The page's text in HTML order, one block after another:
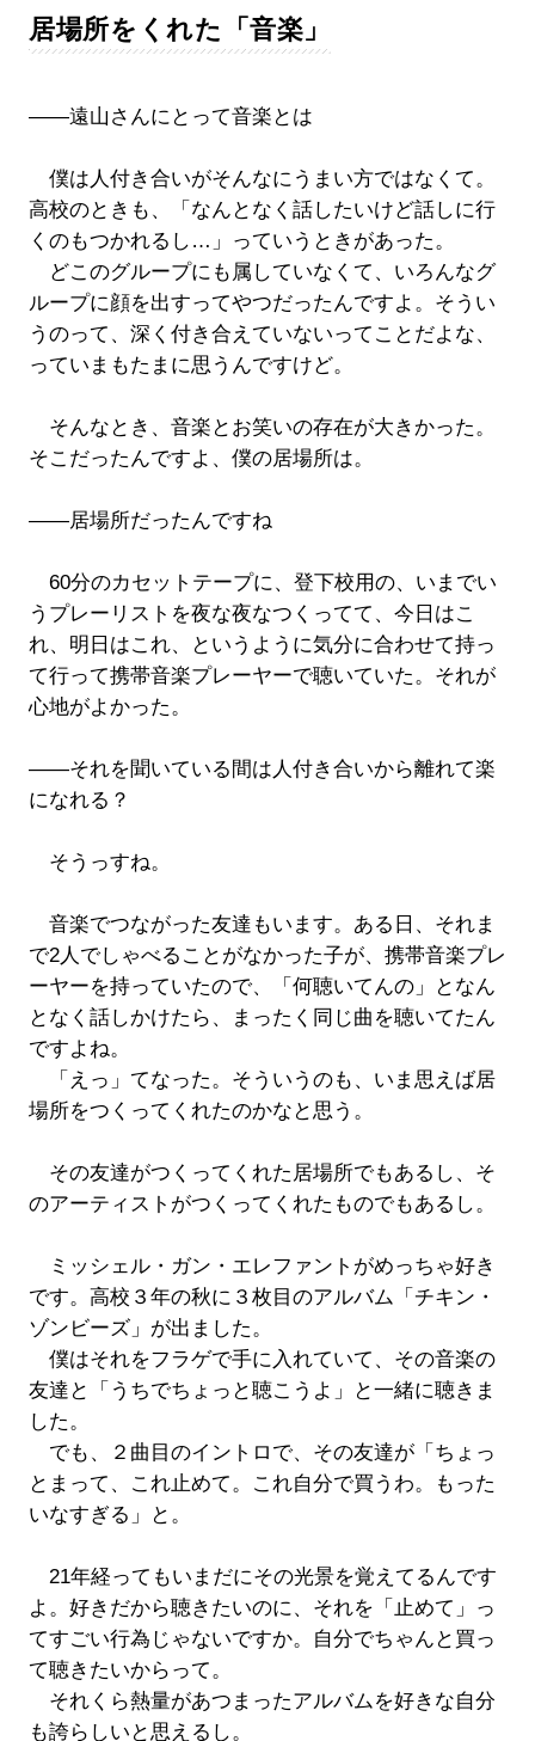
居場所をくれた「音楽」
――遠山さんにとって音楽とは
僕は人付き合いがそんなにうまい方ではなくて。
高校のときも、「なんとなく話したいけど話しに行
くのもつかれるし…」っていうときがあった。
どこのグループにも属していなくて、いろんなグ
ループに顔を出すってやつだったんですよ。そうい
うのって、深く付き合えていないってことだよな、
っていまもたまに思うんですけど。
そんなとき、音楽とお笑いの存在が大きかった。
そこだったんですよ、僕の居場所は。
――居場所だったんですね
60分のカセットテープに、登下校用の、いまでい
うプレーリストを夜な夜なつくってて、今日はこ
れ、明日はこれ、というように気分に合わせて持っ
て行って携帯音楽プレーヤーで聴いていた。それが
心地がよかった。
――それを聞いている間は人付き合いから離れて楽
になれる？
そうっすね。
音楽でつながった友達もいます。ある日、それま
で2人でしゃべることがなかった子が、携帯音楽プレ
ーヤーを持っていたので、「何聴いてんの」となん
となく話しかけたら、まったく同じ曲を聴いてたん
ですよね。
「えっ」てなった。そういうのも、いま思えば居
場所をつくってくれたのかなと思う。
その友達がつくってくれた居場所でもあるし、そ
のアーティストがつくってくれたものでもあるし。
ミッシェル・ガン・エレファントがめっちゃ好き
です。高校３年の秋に３枚目のアルバム「チキン・
ゾンビーズ」が出ました。
僕はそれをフラゲで手に入れていて、その音楽の
友達と「うちでちょっと聴こうよ」と一緒に聴きま
した。
でも、２曲目のイントロで、その友達が「ちょっ
とまって、これ止めて。これ自分で買うわ。もった
いなすぎる」と。
21年経ってもいまだにその光景を覚えてるんです
よ。好きだから聴きたいのに、それを「止めて」っ
てすごい行為じゃないですか。自分でちゃんと買っ
て聴きたいからって。
それくら熱量があつまったアルバムを好きな自分
も誇らしいと思えるし。